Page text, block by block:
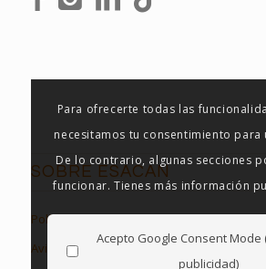
SOBRE ESACAN
Política de Privacidad
Aviso Legal
Para ofrecerte todas las
necesitamos tu consentimiento para
De lo contrario, algunas secciones
funcionar. Tienes más información
Acepto Google Consent Mode
publicidad)